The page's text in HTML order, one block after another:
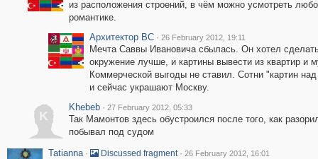
из расположения строений, в чём можно усмотреть
романтике.
Архитектор ВС · 26 February 2012, 19:11
Мечта Саввы Ивановича сбылась. Он хотел
окружение лучше, и картины вывести из квартир и
Коммерческой выгоды не ставил. Сотни "картин
и сейчас украшают Москву.
K
Khebeb · 27 February 2012, 05:33
Так Мамонтов здесь обустроился после того, как
побывал под судом
Tatianna · Discussed fragment · 26 February 2012, 16:01